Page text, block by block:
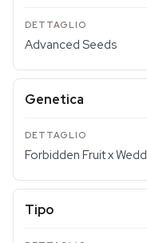
Advanced Seeds
Genetica
Forbidden Fruit x
Tipo